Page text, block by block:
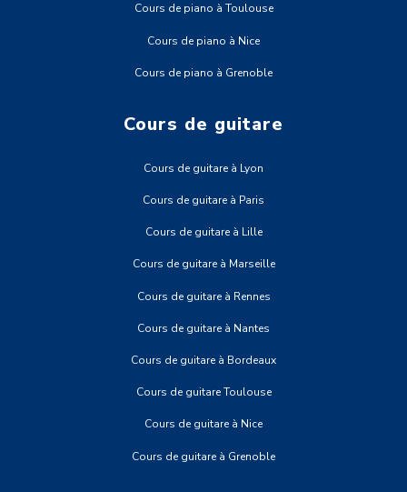
Cours de piano à Toulouse
Cours de piano à Nice
Cours de piano à Grenoble
Cours de guitare
Cours de guitare à Lyon
Cours de guitare à Paris
Cours de guitare à Lille
Cours de guitare à Marseille
Cours de guitare à Rennes
Cours de guitare à Nantes
Cours de guitare à Bordeaux
Cours de guitare Toulouse
Cours de guitare à Nice
Cours de guitare à Grenoble